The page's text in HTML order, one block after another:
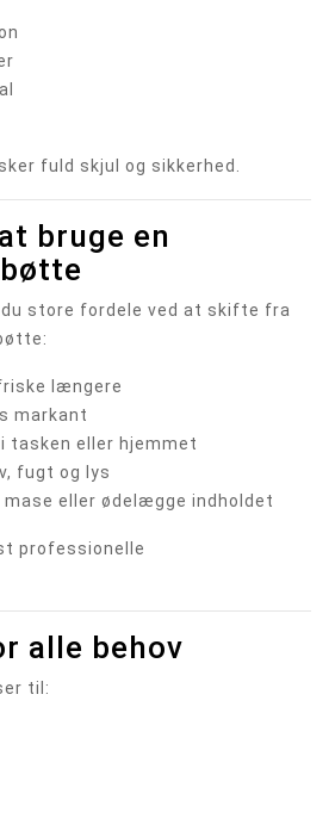
fuld skjul og sikkerhed.
bruge en
store fordele ved at skifte fra
længere
markant
tasken eller hjemmet
fugt og lys
eller ødelægge indholdet
professionelle
alle behov
til: